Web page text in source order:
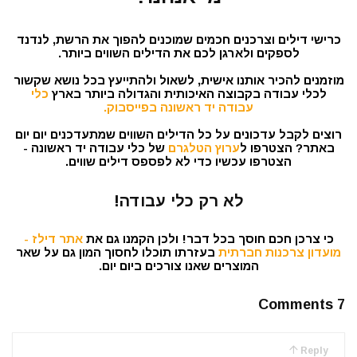
כרישי דילים וצרכנים חכמים שמוכנים להפוך את הרשת, לנדנד
לספקים ולארגן לכם את הדילים השווים ביותר.
מוזמנים להכיר אותנו אישית, לשאול ולהתייעץ בכל נושא שקשור
לכלי עבודה בקבוצה האיכותית והגדולה ביותר בארץ כלי
עבודה יד ראשונה בפייסבוק.
רוצים לקבל עדכונים על כל הדילים השווים שמתעדכנים יום יום
באתר? הצטרפו לערוץ הטלגרם של כלי עבודה יד ראשונה -
הצטרפו עכשיו כדי לא לפספס דילים שווים.
לא רק כלי עבודה!
כי צרכן חכם חוסך בכל דבר! ולכן הקמנו גם אתאתר דילז -
מועדון צרכנות חברתית בעזרתו תוכלו לחסוך המון גם על שאר
המוצרים שאנו צורכים ביום יום.
7 Comments
Reply